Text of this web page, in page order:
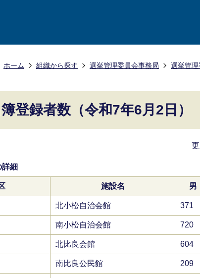
ホーム 組織から探す 選挙管理委員会事務局 選挙管
登録者数（令和7年6月2日）
細
施設名 男
北小松自治会館 371
南小松自治会館 720
北比良会館 604
南比良公民館 209